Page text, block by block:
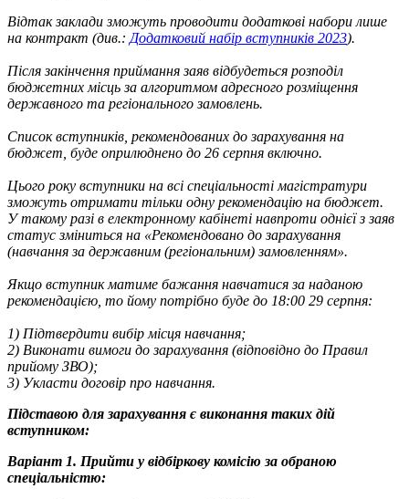
Відтак заклади зможуть проводити додаткові набори лише
на контракт (див.: Додатковий набір вступників 2023).
Після закінчення приймання заяв відбудеться розподіл
бюджетних місць за алгоритмом адресного розміщення
державного та регіонального замовлень.
Список вступників, рекомендованих до зарахування на
бюджет, буде оприлюднено до 26 серпня включно.
Цього року вступники на всі спеціальності магістратури
зможуть отримати тільки одну рекомендацію на бюджет.
У такому разі в електронному кабінеті навпроти однієї з заяв
статус зміниться на «Рекомендовано до зарахування
(навчання за державним (регіональним) замовленням».
Якщо вступник матиме бажання навчатися за наданою
рекомендацією, то йому потрібно буде до 18:00 29 серпня:
1) Підтвердити вибір місця навчання;
2) Виконати вимоги до зарахування (відповідно до Правил
прийому ЗВО);
3) Укласти договір про навчання.
Підставою для зарахування є виконання таких дій
вступником:
Варіант 1. Прийти у відбіркову комісію за обраною
спеціальністю: